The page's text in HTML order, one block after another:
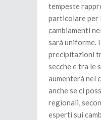
tempeste
particolare per
cambiamenti
sarà uniforme.
precipitazioni
secche e tra le
aumenterà nel
anche se ci
regionali,
esperti sui